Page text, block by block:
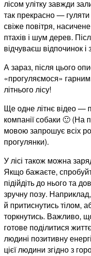
лісом улітку завжди
так прекрасно —
свіже повітря,
птахів і шум дерев.
відчуваєш відпочинок
А зараз, після цього
«прогуляємося»
літнього лісу!
Ще одне літнє відео —
компанії собаки 🙂 (На
мовою запрошує всіх
прогулянки).
У лісі також можна
Якщо бажаєте,
підійдіть до нього та
зручну позу.
й притиснутись тілом,
торкнутись. Важливо,
готове поділитися
людині позитивну
цієї людини згідно з